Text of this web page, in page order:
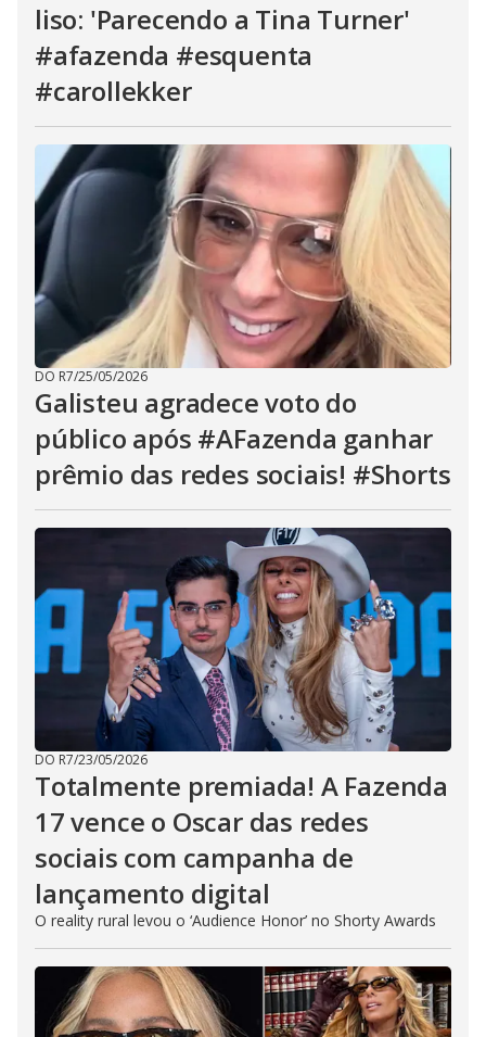
liso: 'Parecendo a Tina Turner'
#afazenda #esquenta
#carollekker
DO R7/25/05/2026
Galisteu agradece voto do
público após #AFazenda ganhar
prêmio das redes sociais! #Shorts
DO R7/23/05/2026
Totalmente premiada! A Fazenda
17 vence o Oscar das redes
sociais com campanha de
lançamento digital
O reality rural levou o ‘Audience Honor’ no Shorty Awards